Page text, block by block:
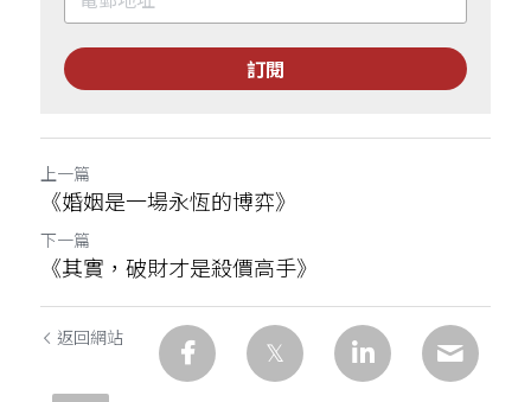
訂閱
上一篇
《婚姻是一場永恆的博弈》
下一篇
《其實，破財才是殺價高手》
返回網站